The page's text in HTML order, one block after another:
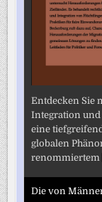
Entdecken Sie
Integration und
eine
globalen
renommiertem
Die von